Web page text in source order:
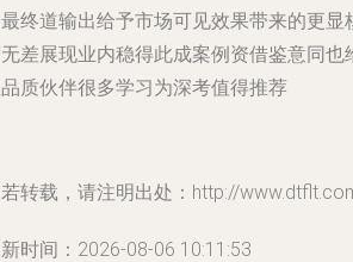
终道输出给予市场可见效果带来的更显
差展现业内稳得此成案例资借鉴意同也
质伙伴很多学习为深考值得推荐
转载，请注明出处：http://
时间：2026-08-06 10:11:53